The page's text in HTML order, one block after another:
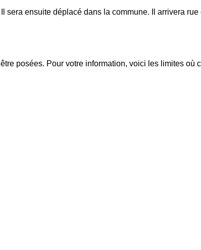
ensuite déplacé dans la commune. Il arrivera
posées. Pour votre information, voici les limites où